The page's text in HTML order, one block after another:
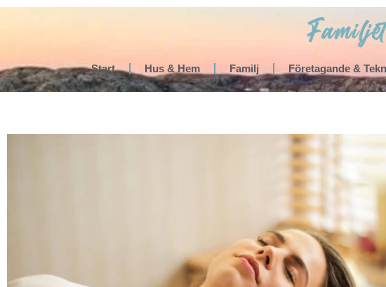
Start Hus & Hem Familj Företagande &